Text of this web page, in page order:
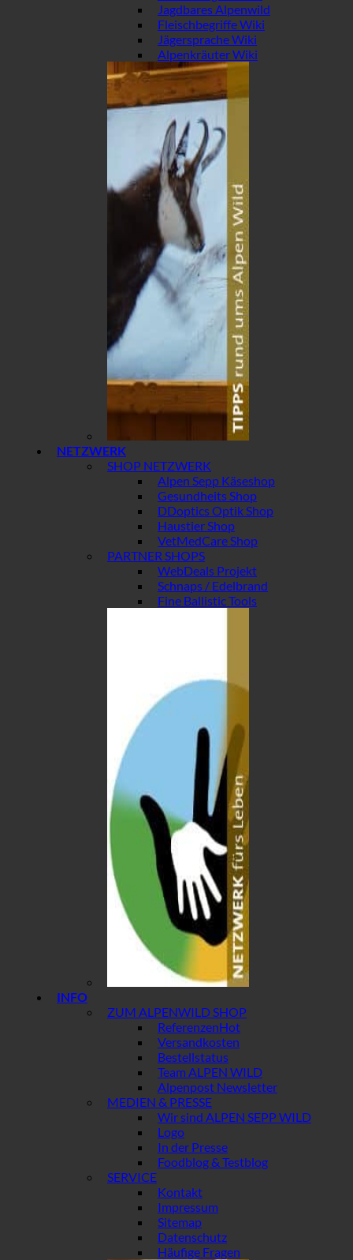
Jagdbares Alpenwild
Fleischbegriffe Wiki
Jägersprache Wiki
Alpenkräuter Wiki
NETZWERK
SHOP NETZWERK
Alpen Sepp Käseshop
Gesundheits Shop
DDoptics Optik Shop
Haustier Shop
VetMedCare Shop
PARTNER SHOPS
WebDeals Projekt
Schnaps / Edelbrand
Fine Ballistic Tools
INFO
ZUM ALPENWILD SHOP
Referenzen
Versandkosten
Bestellstatus
Team ALPEN WILD
Alpenpost Newsletter
MEDIEN & PRESSE
Wir sind ALPEN SEPP WILD
Logo
In der Presse
Foodblog & Testblog
SERVICE
Kontakt
Impressum
Sitemap
Datenschutz
Häufige Fragen